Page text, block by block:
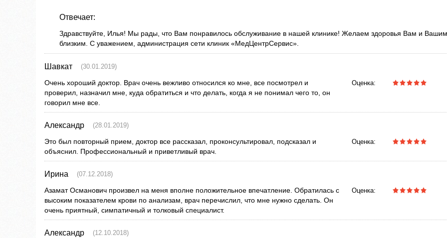
Отвечает:
Здравствуйте, Илья! Мы рады, что Вам понравилось обслуживание в нашей клинике! Желаем здоровья Вам и Вашим
близким. С уважением, администрация сети клиник «МедЦентрСервис».
Шавкат (30.01.2019)
Очень хороший доктор. Врач очень вежливо относился ко мне, все посмотрел и
проверил, назначил мне, куда обратиться и что делать, когда я не понимал чего то, он
говорил мне все.
Оценка:
Александр (28.01.2019)
Это был повторный прием, доктор все рассказал, проконсультировал, подсказал и
объяснил. Профессиональный и приветливый врач.
Оценка:
Ирина (07.12.2018)
Азамат Османович произвел на меня вполне положительное впечатление. Обратилась с
высоким показателем крови по анализам, врач перечислил, что мне нужно сделать. Он
очень приятный, симпатичный и толковый специалист.
Оценка:
Александр (12.10.2018)